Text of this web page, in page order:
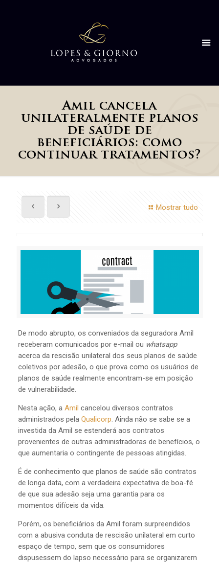
Amil cancela
unilateralmente planos
de saúde de
beneficiários: como
continuar tratamentos?
Mostrar tudo
De modo abrupto, os conveniados da seguradora Amil
receberam comunicados por e-mail ou whatsapp
acerca da rescisão unilateral dos seus planos de saúde
coletivos por adesão, o que prova como os usuários de
planos de saúde realmente encontram-se em posição
de vulnerabilidade.
Nesta ação, aAmil cancelou diversos contratos
administrados pelaQualicorp. Ainda não se sabe se a
investida da Amil se estenderá aos contratos
provenientes de outras administradoras de benefícios, o
que aumentaria o contingente de pessoas atingidas.
É de conhecimento que planos de saúde são contratos
de longa data, com a verdadeira expectativa de boa-fé
de que sua adesão seja uma garantia para os
momentos difíceis da vida.
Porém, os beneficiários da Amil foram surpreendidos
com a abusiva conduta de rescisão unilateral em curto
espaço de tempo, sem que os consumidores
dispusessem do lapso necessário para se organizarem